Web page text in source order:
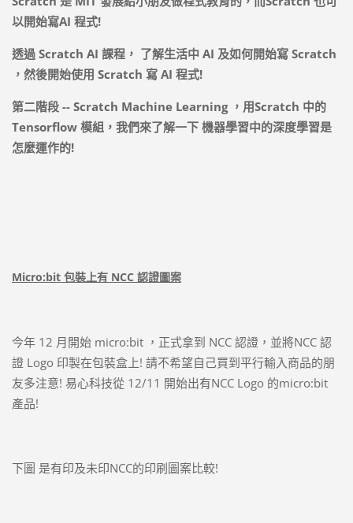
以開始寫AI 程式!
透過Scratch AI 課程， 了解生活中 AI 及如何開始寫Scratch
，然後開始使用 Scratch 寫AI 程式!
第二階段-- Scratch Machine Learning ，用Scratch 中的
Tensorflow 模組，我們來了解一下 機器學習中的深度學習是
怎麼運作的!
Micro:bit 包裝上有 NCC 認證圖案
今年 12 月開始 micro:bit ，正式拿到 NCC 認證，並將NCC 認
證 Logo 印製在包裝盒上! 請不希望自己買到平行輸入商品的朋
友多注意! 易心科技從 12/11 開始出有NCC Logo 的micro:bit
產品!
下圖 是有印及未印NCC的印刷圖案比較!